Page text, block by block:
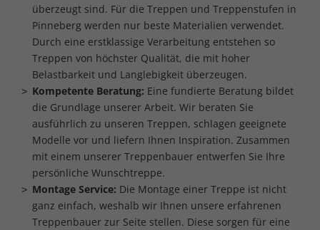
überzeugt sind. Für die Treppen und Treppenstufen in
Pinneberg werden nur beste Materialien verwendet.
Durch eine erstklassige Verarbeitung entstehen so
Treppen von höchster Qualität, die mit hoher
Belastbarkeit und Langlebigkeit überzeugen.
Kompetente Beratung: Eine fundierte Beratung bildet
die Grundlage unserer Arbeit. Wir beraten Sie
ausführlich zu unseren Treppen, schlagen geeignete
Modelle vor und liefern Ihnen Inspiration. Zusammen
mit einem unserer Treppenbauer entwerfen Sie Ihre
persönliche Wunschtreppe.
Montage Service: Die Montage einer Treppe ist nicht
ganz einfach, weshalb wir Ihnen unsere erfahrenen
Treppenbauer zur Seite stellen. Diese sorgen für eine